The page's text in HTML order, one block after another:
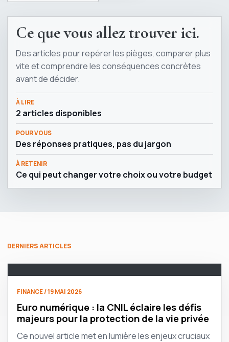
Ce que vous allez trouver ici.
Des articles pour repérer les pièges, comparer plus
vite et comprendre les conséquences concrètes
avant de décider.
À LIRE
2 articles disponibles
POUR VOUS
Des réponses pratiques, pas du jargon
À RETENIR
Ce qui peut changer votre choix ou votre budget
DERNIERS ARTICLES
FINANCE / 19 MAI 2026
Euro numérique : la CNIL éclaire les défis
majeurs pour la protection de la vie privée
Ce nouvel article met en lumière les enjeux cruciaux